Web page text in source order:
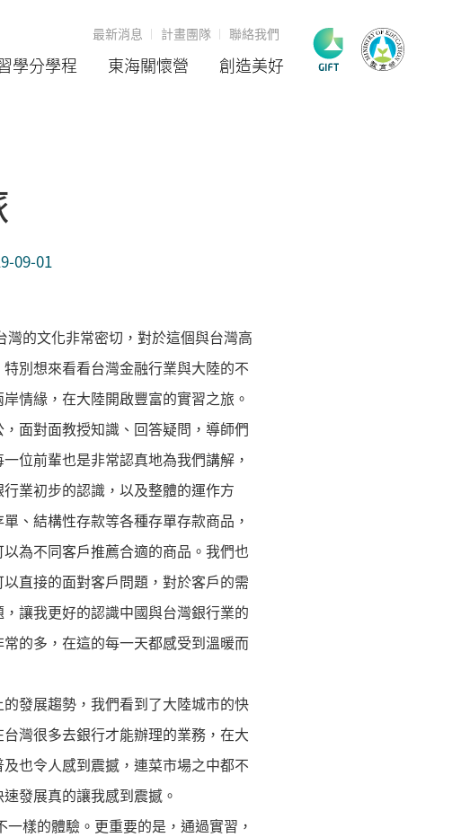
學分學程 東海關懷營 創造美好
最新消息 計畫團隊 聯絡我們
09-01
的文化非常密切，對於這個與台灣高
別想來看看台灣金融行業與大陸的不
情緣，在大陸開啟豐富的實習之旅。
面對面教授知識、回答疑問，導師們
位前輩也是非常認真地為我們講解，
業初步的認識，以及整體的運作方
、結構性存款等各種存單存款商品，
為不同客戶推薦合適的商品。我們也
直接的面對客戶問題，對於客戶的需
讓我更好的認識中國與台灣銀行業的
的多，在這的每一天都感受到溫暖而
發展趨勢，我們看到了大陸城市的快
灣很多去銀行才能辦理的業務，在大
也令人感到震撼，連菜市場之中都不
發展真的讓我感到震撼。
樣的體驗。更重要的是，通過實習，